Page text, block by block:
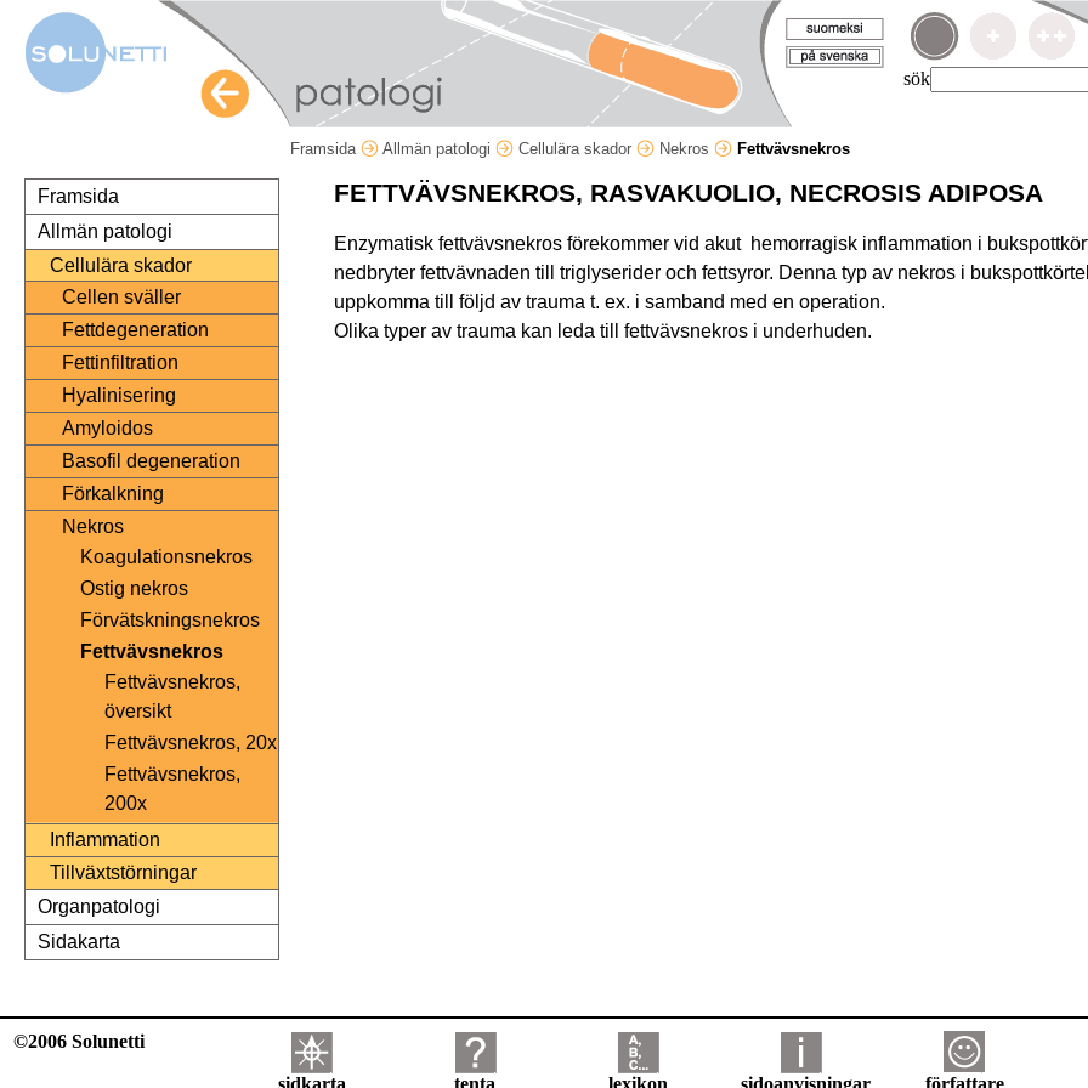
sök
Framsida Allmän patologi Cellulära skador Nekros Fettvävsnekros
Framsida
Allmän patologi
Cellulära skador
Cellen sväller
Fettdegeneration
Fettinfiltration
Hyalinisering
Amyloidos
Basofil degeneration
Förkalkning
Nekros
Koagulationsnekros
Ostig nekros
Förvätskningsnekros
Fettvävsnekros
Fettvävsnekros,
översikt
Fettvävsnekros, 20x
Fettvävsnekros,
200x
Inflammation
Tillväxtstörningar
Organpatologi
Sidakarta
FETTVÄVSNEKROS, RASVAKUOLIO, NECROSIS ADIPOSA
Enzymatisk fettvävsnekros förekommer vid akut hemorragisk inflammation i
nedbryter fettvävnaden till triglyserider och fettsyror. Denna typ av nekros i
uppkomma till följd av trauma t. ex. i samband med en operation.
Olika typer av trauma kan leda till fettvävsnekros i underhuden.
©2006 Solunetti